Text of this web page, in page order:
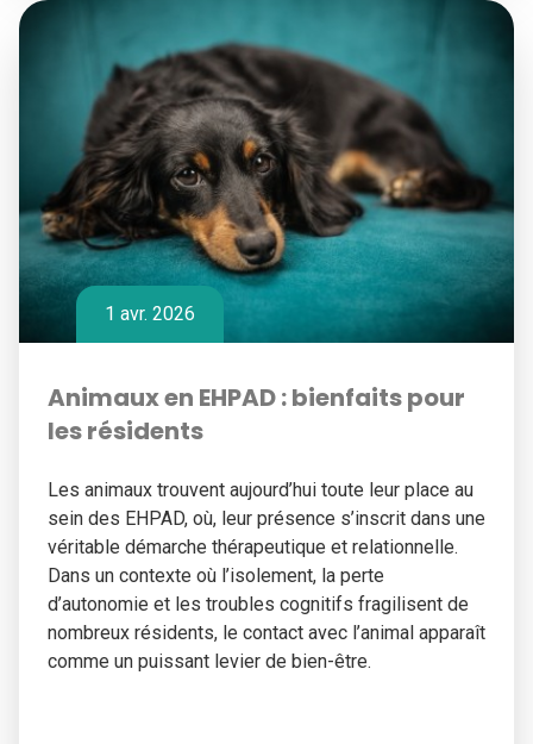
1 avr. 2026
Animaux en EHPAD : bienfaits pour
les résidents
Les animaux trouvent aujourd’hui toute leur place au
sein des EHPAD, où, leur présence s’inscrit dans une
véritable démarche thérapeutique et relationnelle.
Dans un contexte où l’isolement, la perte
d’autonomie et les troubles cognitifs fragilisent de
nombreux résidents, le contact avec l’animal apparaît
comme un puissant levier de bien-être.